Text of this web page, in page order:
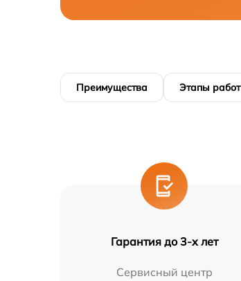
Преимущества Этапы работ
Гарантия до 3-х лет
Сервисный центр